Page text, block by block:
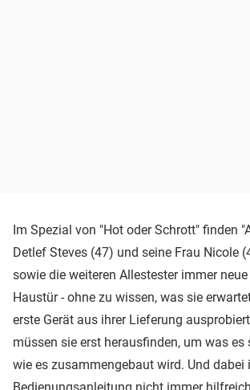
Im Spezial von "Hot oder Schrott" finden
Detlef Steves (47) und seine Frau Nicole
sowie die weiteren Allestester immer
Haustür - ohne zu wissen, was sie
erste Gerät aus ihrer Lieferung
müssen sie erst herausfinden, um was es
wie es zusammengebaut wird. Und dabei